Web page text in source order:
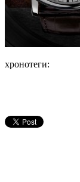
хронотеги: